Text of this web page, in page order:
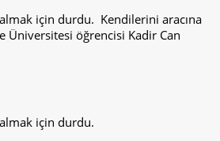
için durdu. Kendilerini aracına
Üniversitesi öğrencisi Kadir Can
için durdu.